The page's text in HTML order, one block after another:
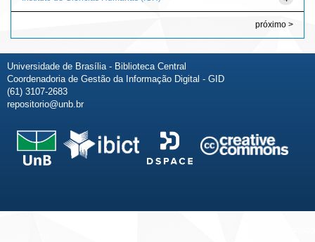
próximo >
Universidade de Brasília - Biblioteca Central
Coordenadoria de Gestão da Informação Digital - GID
(61) 3107-2683
repositorio@unb.br